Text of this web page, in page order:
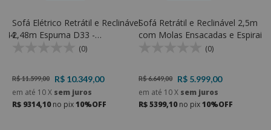
Sofá Elétrico Retrátil e Reclinável
2,48m Espuma D33 -
Rondomóveis 999(0)
R$ 11.599,00
R$ 10.349,00
em até 10X sem juros
R$ 9314,10no pix10%OFF
Sofá Retrátil e Reclinável 2,5m
com Molas Ensacadas e Espirais -
Rondomóveis 915(0)
R$ 6.649,00
R$ 5.999,00
em até 10X sem juros
R$ 5399,10no pix10%OFF